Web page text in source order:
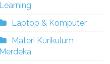
Learning
Laptop & Komputer
Materi Kurikulum
Merdeka